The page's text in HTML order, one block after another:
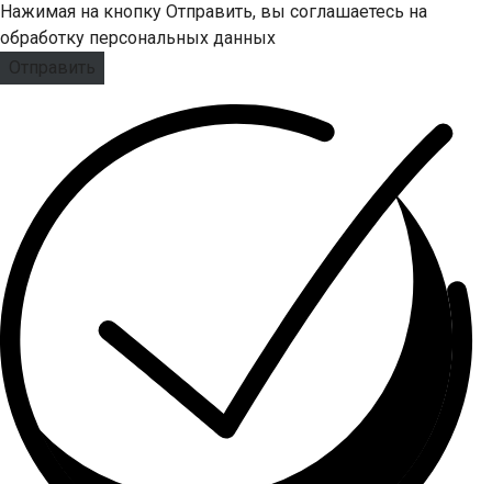
Нажимая на кнопку Отправить, вы соглашаетесь на
обработку персональных данных
Отправить